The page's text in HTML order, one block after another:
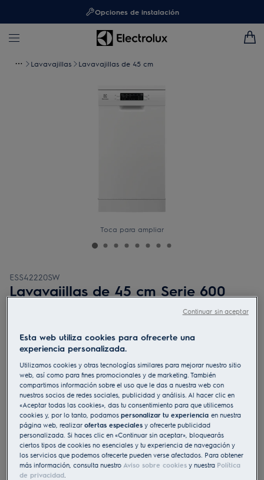
Opciones de instalación
Lavavajillas Lavavajillas de 45 cm
Toca para ampliar
ESS42220SW
Lavavajillas de 45 cm Serie 600
SatelliteClean para 9 cubiertos
Beneficios
Limpieza con el triple de alcance
Deja cada carga sin manchas con una cobertura de rociado hasta
tres veces mejor que la estándar
ExtraHygiene elimina más del 99,9999 % de las bacterias y los virus*
de tu vajilla.
Esta web utiliza cookies para ofrecerte una
experiencia personalizada.
Utilizamos cookies y otras tecnologías similares para mejorar nuestro sitio
web, así como para fines promocionales y de marketing. También
compartimos información sobre el uso que le das a nuestra web con
nuestros socios de redes sociales, publicidad y análisis. Al hacer clic en
«Aceptar todas las cookies», das tu consentimiento para que utilicemos
cookies y, por lo tanto, podamospersonalizar tu experienciaen nuestra
página web, realizarofertas especiales y ofrecerte publicidad
personalizada. Si haces clic en «Continuar sin aceptar», bloquearás
ciertos tipos de cookies no esenciales y tu experiencia de navegación y
los servicios que podemos ofrecerte pueden verse afectados. Para obtener
más información, consulta nuestro Aviso sobre cookies y nuestra Política
de privacidad.
Continuar sin aceptar